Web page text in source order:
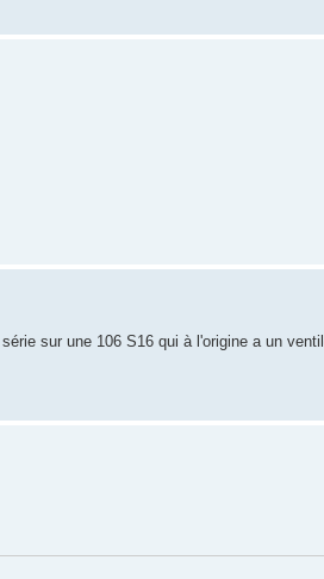
sur une 106 S16 qui à l'origine a un